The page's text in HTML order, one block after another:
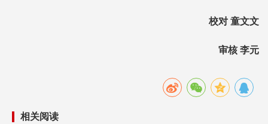
校对 童文文
审核 李元
相关阅读